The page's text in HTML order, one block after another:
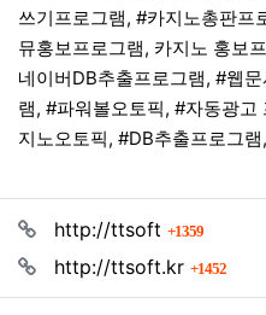
쓰기프로그램, #카지노총판프
뮤홍보프로그램, 카지노 홍보
네이버DB추출프로그램, #웹
램, #파워볼오토픽, #자동광
지노오토픽, #DB추출프로그
http://ttsoft 1359회 연결
http://ttsoft.kr
1452회 연